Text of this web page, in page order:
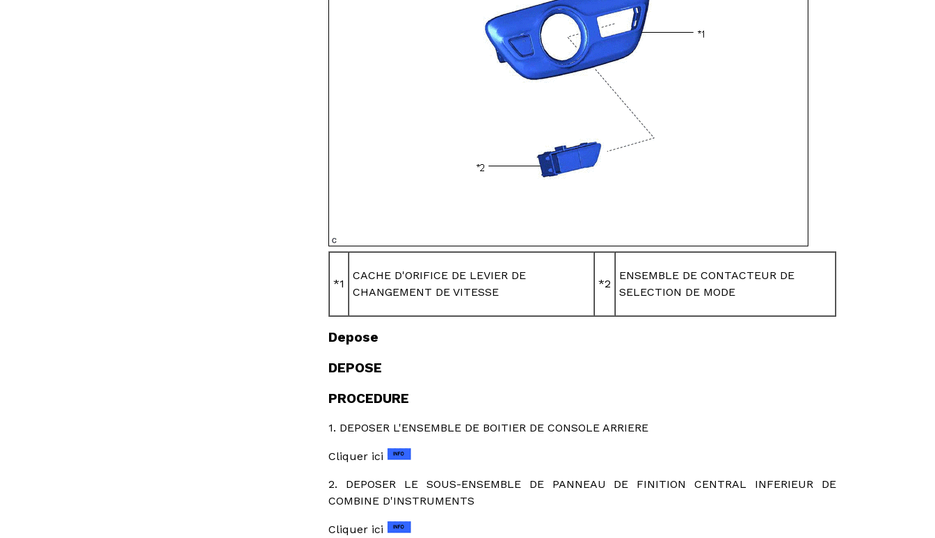
*1
CACHE D'ORIFICE DE LEVIER DE
CHANGEMENT DE VITESSE
*2
ENSEMBLE DE CONTACTEUR DE
SELECTION DE MODE
Depose
DEPOSE
PROCEDURE
1. DEPOSER L'ENSEMBLE DE BOITIER DE CONSOLE ARRIERE
Cliquer ici
2. DEPOSER LE SOUS-ENSEMBLE DE PANNEAU DE FINITION CENTRAL INFERIEUR DE
COMBINE D'INSTRUMENTS
Cliquer ici